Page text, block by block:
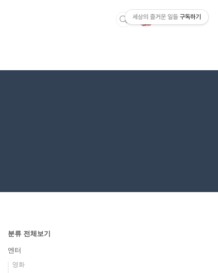
분류 전체보기
엔터
영화
세상의 즐거운 일들 구독하기